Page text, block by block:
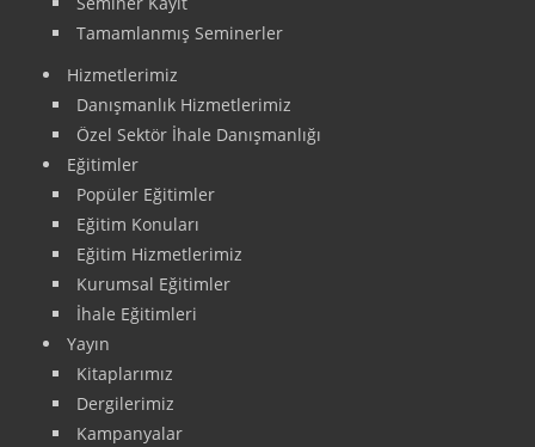
Tamamlanmış Seminerler
Hizmetlerimiz
Danışmanlık Hizmetlerimiz
Özel Sektör İhale Danışmanlığı
Eğitimler
Popüler Eğitimler
Eğitim Konuları
Eğitim Hizmetlerimiz
Kurumsal Eğitimler
İhale Eğitimleri
Yayın
Kitaplarımız
Dergilerimiz
Kampanyalar